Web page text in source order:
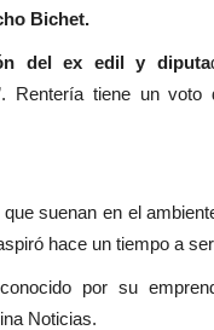
Bichet.
del ex edil y diputa
Rentería tiene un
suenan en el
hace un tiempo a
por su
Noticias.
La obra tiene
3 mil 815